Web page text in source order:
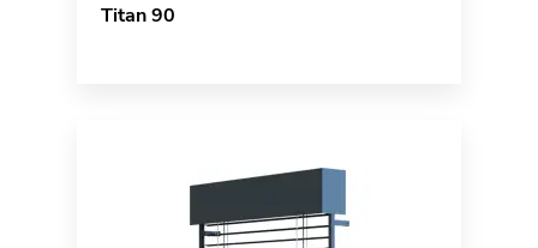
Titan 90